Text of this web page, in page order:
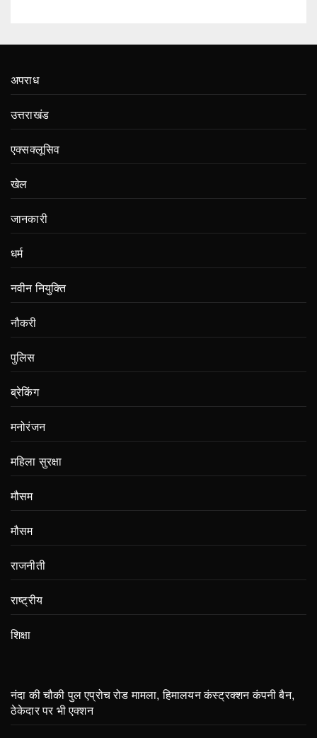
अपराध
उत्तराखंड
एक्सक्लूसिव
खेल
जानकारी
धर्म
नवीन नियुक्ति
नौकरी
पुलिस
ब्रेकिंग
मनोरंजन
महिला सुरक्षा
मौसम
मौसम
राजनीती
राष्ट्रीय
शिक्षा
नंदा की चौकी पुल एप्रोच रोड मामला, हिमालयन कंस्ट्रक्शन कंपनी बैन,
ठेकेदार पर भी एक्शन